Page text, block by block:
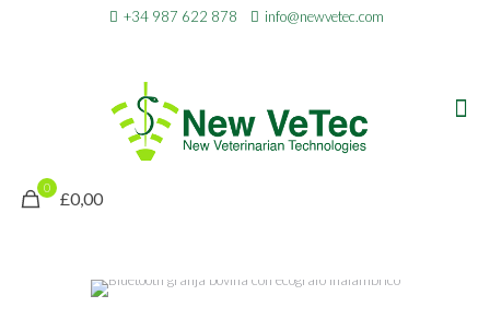
+34 987 622 878 info@newvetec.com
0
£0,00